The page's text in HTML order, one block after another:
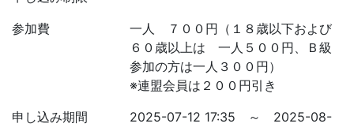
参加費
一人 ７００円（１８歳以下および
６０歳以上は 一人５００円、Ｂ級
参加の方は一人３００円）
※連盟会員は２００円引き
申し込み期間
2025-07-12 17:35 ～ 2025-08-